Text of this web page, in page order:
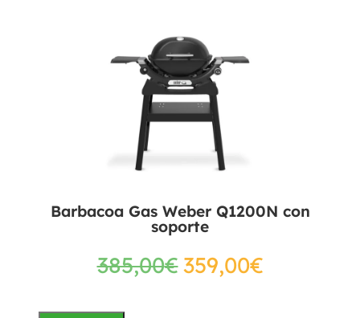
Barbacoa Gas Weber Q1200N con
soporte
385,00€359,00€